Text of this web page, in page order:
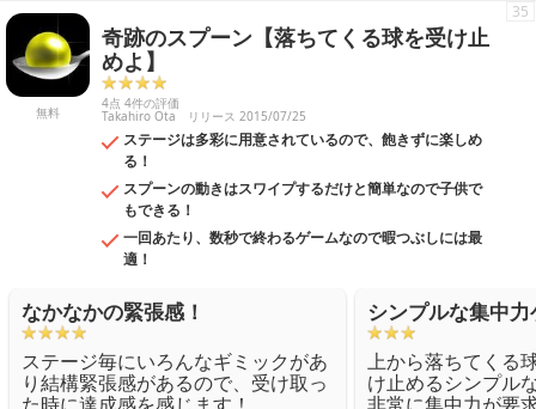
無料
奇跡のスプーン【落ちてくる球を受け止
めよ】
4点 4件の評価
Takahiro Ota リリース 2015/07/25
ステージは多彩に用意されているので、飽きずに楽しめ
る！
スプーンの動きはスワイプするだけと簡単なので子供で
もできる！
一回あたり、数秒で終わるゲームなので暇つぶしには最
適！
35
なかなかの緊張感！
ステージ毎にいろんなギミックがあ
り結構緊張感があるので、受け取っ
シンプルな集中力
上から落ちてくる
け止めるシンプル